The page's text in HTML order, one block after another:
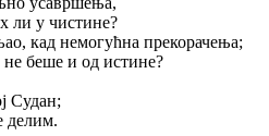
ли у чистине?
кад немогућна прекорачења;
беше и од истине?
Судан;
делим.